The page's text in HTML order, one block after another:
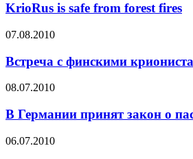
KrioRus is safe from forest fires
07.08.2010
Встреча с финскими
08.07.2010
В Германии принят закон о
06.07.2010